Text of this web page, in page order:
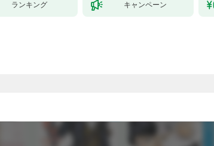
ランキング キャンペーン